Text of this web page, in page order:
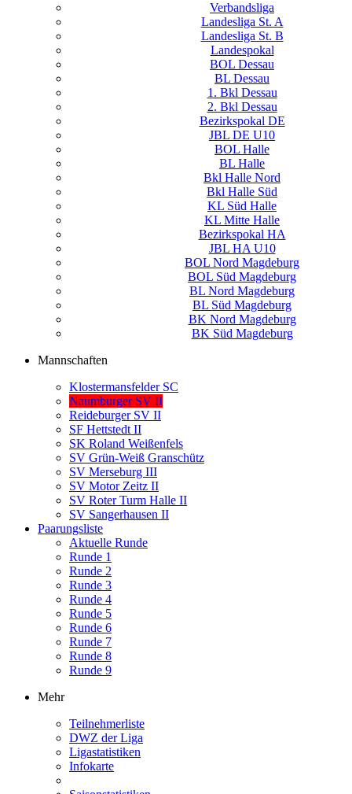
Verbandsliga
Landesliga St. A
Landesliga St. B
Landespokal
BOL Dessau
BL Dessau
1. Bkl Dessau
2. Bkl Dessau
Bezirkspokal DE
JBL DE U10
BOL Halle
BL Halle
Bkl Halle Nord
Bkl Halle Süd
KL Süd Halle
KL Mitte Halle
Bezirkspokal HA
JBL HA U10
BOL Nord Magdeburg
BOL Süd Magdeburg
BL Nord Magdeburg
BL Süd Magdeburg
BK Nord Magdeburg
BK Süd Magdeburg
Mannschaften
Klostermansfelder SC
Naumburger SV II
Reideburger SV II
SF Hettstedt II
SK Roland Weißenfels
SV Grün-Weiß Granschütz
SV Merseburg III
SV Motor Zeitz II
SV Roter Turm Halle II
SV Sangerhausen II
Paarungsliste
Aktuelle Runde
Runde 1
Runde 2
Runde 3
Runde 4
Runde 5
Runde 6
Runde 7
Runde 8
Runde 9
Mehr
Teilnehmerliste
DWZ der Liga
Ligastatistiken
Infokarte